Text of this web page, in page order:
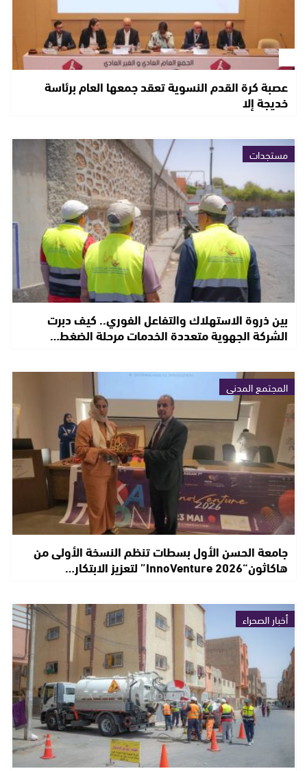
عصبة كرة القدم النسوية تعقد جمعها العام برئاسة
خديجة إلا
مستجدات
بين ذروة الاستهلاك والتفاعل الفوري.. كيف دبرت
الشركة الجهوية متعددة الخدمات مرحلة الضغط…
المجتمع المدني
جامعة الحسن الأول بسطات تنظم النسخة الأولى من
هاكاثون“InnoVenture 2026” لتعزيز الابتكار…
أخبار الصحراء